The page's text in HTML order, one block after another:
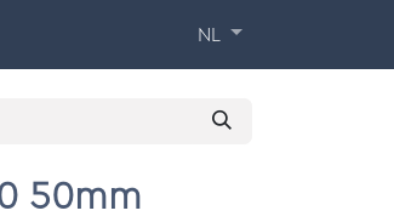
NL
50mm